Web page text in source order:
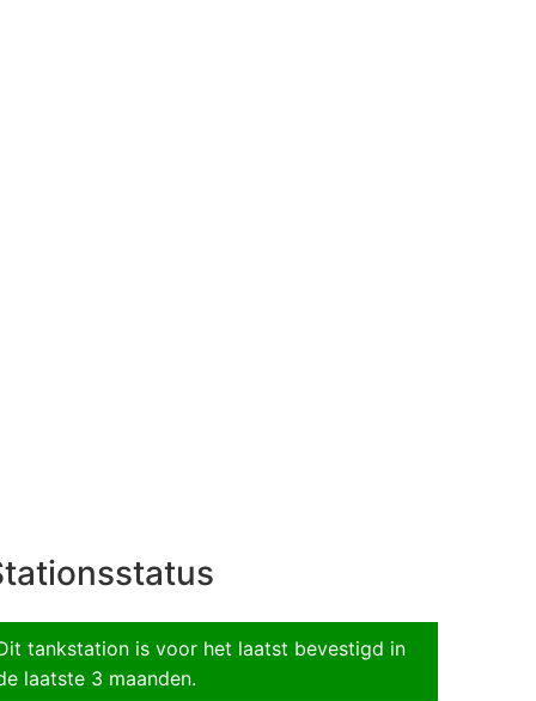
tankstation is voor het laatst bevestigd in
laatste 3 maanden.